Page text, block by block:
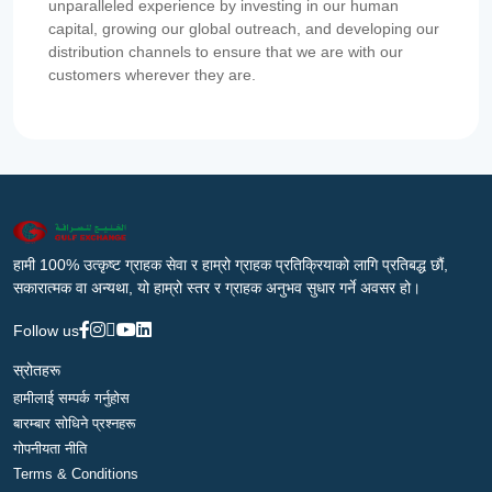
unparalleled experience by investing in our human
capital, growing our global outreach, and developing our
distribution channels to ensure that we are with our
customers wherever they are.
हामी 100% उत्कृष्ट ग्राहक सेवा र हाम्रो ग्राहक प्रतिक्रियाको लागि प्रतिबद्ध छौं,
सकारात्मक वा अन्यथा, यो हाम्रो स्तर र ग्राहक अनुभव सुधार गर्ने अवसर हो।
Follow us
स्रोतहरू
हामीलाई सम्पर्क गर्नुहोस
बारम्बार सोधिने प्रश्नहरू
गोपनीयता नीति
Terms & Conditions